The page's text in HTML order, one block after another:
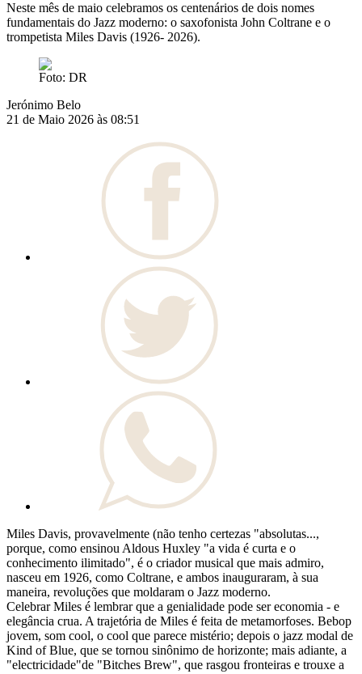
Neste mês de maio celebramos os centenários de dois nomes
fundamentais do Jazz moderno: o saxofonista John Coltrane e o
trompetista Miles Davis (1926- 2026).
Foto: DR
Jerónimo Belo
21 de Maio 2026 às 08:51
Miles Davis, provavelmente (não tenho certezas "absolutas...,
porque, como ensinou Aldous Huxley "a vida é curta e o
conhecimento ilimitado", é o criador musical que mais admiro,
nasceu em 1926, como Coltrane, e ambos inauguraram, à sua
maneira, revoluções que moldaram o Jazz moderno.
Celebrar Miles é lembrar que a genialidade pode ser economia - e
elegância crua. A trajetória de Miles é feita de metamorfoses. Bebop
jovem, som cool, o cool que parece mistério; depois o jazz modal de
Kind of Blue, que se tornou sinônimo de horizonte; mais adiante, a
"electricidade"de "Bitches Brew", que rasgou fronteiras e trouxe a